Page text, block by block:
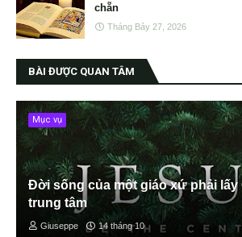
chẵn
Tháng Bảy 27, 2026
BÀI ĐƯỢC QUAN TÂM
Mục vụ
Đời sống của một giáo xứ phải lấy
trung tâm
Giuseppe 14 tháng 10